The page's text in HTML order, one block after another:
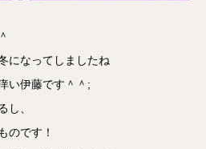
になってしましたね
い伊藤です＾＾;
し、
のです！